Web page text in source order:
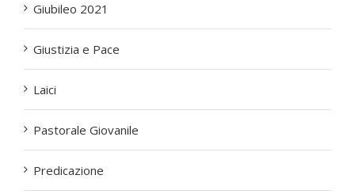
Giubileo 2021
Giustizia e Pace
Laici
Pastorale Giovanile
Predicazione